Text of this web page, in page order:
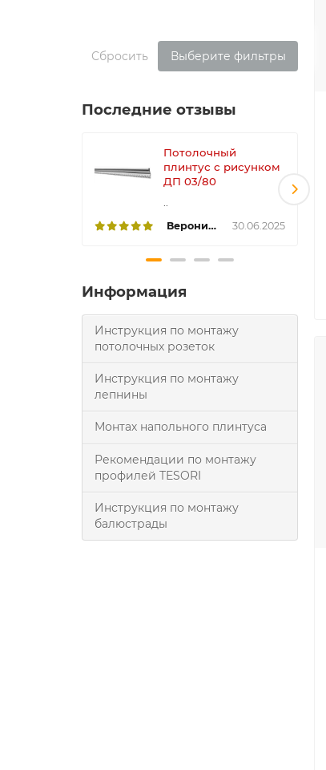
Сбросить Выберите фильтры
Последние отзывы
Потолочный
плинтус с рисунком
ДП 03/80
Вероника 30.06.2025
Информация
Инструкция по монтажу
потолочных розеток
Инструкция по монтажу
лепнины
Монтах напольного плинтуса
Рекомендации по монтажу
профилей TESORI
Инструкция по монтажу
балюстрады